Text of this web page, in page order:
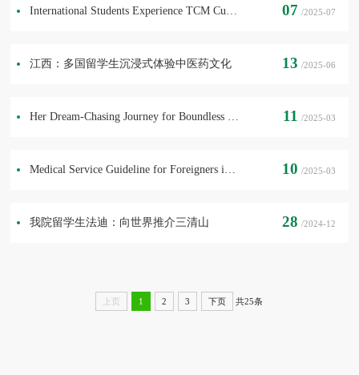
07 /2025-07
江西：多国留学生沉浸式体验中医药文化 13 /2025-06
11 /2025-03
10 /2025-03
我院留学生法迪：向世界推介三清山 28 /2024-12
上页 1 2 3 下页 共25条